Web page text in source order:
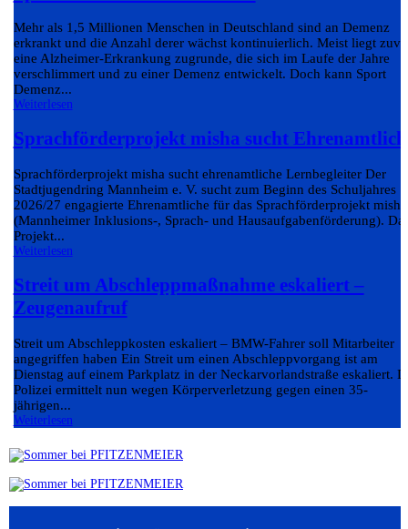
Mehr als 1,5 Millionen Menschen in Deutschland sind an Demenz
erkrankt und die Anzahl derer wächst kontinuierlich. Meist liegt
eine Alzheimer-Erkrankung zugrunde, die sich im Laufe der Jahre
verschlimmert und zu einer Demenz entwickelt. Doch kann Sport
Demenz...
Weiterlesen
Sprachförderprojekt misha sucht
Sprachförderprojekt misha sucht ehrenamtliche Lernbegleiter Der
Stadtjugendring Mannheim e. V. sucht zum Beginn des Schuljahres
2026/27 engagierte Ehrenamtliche für das Sprachförderprojekt misha
(Mannheimer Inklusions-, Sprach- und Hausaufgabenförderung).
Projekt...
Weiterlesen
Streit um Abschleppmaßnahme eskaliert –
Zeugenaufruf
Streit um Abschleppkosten eskaliert – BMW-Fahrer soll Mitarbeiter
angegriffen haben Ein Streit um einen Abschleppvorgang ist am
Dienstag auf einem Parkplatz in der Neckarvorlandstraße eskaliert.
Polizei ermittelt nun wegen Körperverletzung gegen einen 35-
jährigen...
Weiterlesen